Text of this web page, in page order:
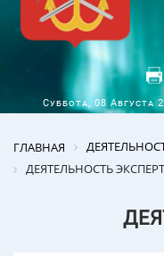
Суббота, 08 Августа
ГЛАВНАЯ
ДЕЯТЕЛЬНОСТЬ